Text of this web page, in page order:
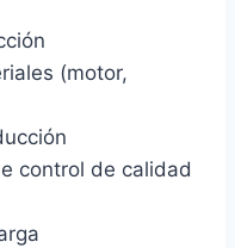
(motor,
control de calidad